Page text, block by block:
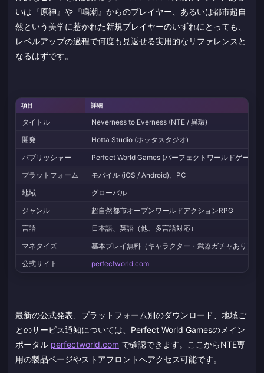
いは『原神』や『鳴潮』からのプレイヤー、あるいは都市超自
然という美学に惹かれた新規プレイヤーのいずれにとっても、
レベルアップの過程で何度も見返せる実用的なリファレンスと
なるはずです。
項目 詳細
タイトル
Neverness to Everness (NTE / 異環)
開発
Hotta Studio (ホッタスタジオ)
パブリッシャー
Perfect World Games (パーフェクトワールドゲーム
プラットフォーム
モバイル (iOS / Android)、PC
地域
グローバル
ジャンル
超自然都市オープンワールドアクションRPG
言語
日本語、英語（他、多言語対応）
マネタイズ
基本プレイ無料（キャラクター・武器ガチャあり）
公式サイト
perfectworld.com
最新の公式発表、プラットフォーム別のダウンロード、地域ご
とのサービス通知については、Perfect World Gamesのメイン
ポータル perfectworld.com で確認できます。ここからNTE専
用の製品ページやストアフロントへアクセス可能です。